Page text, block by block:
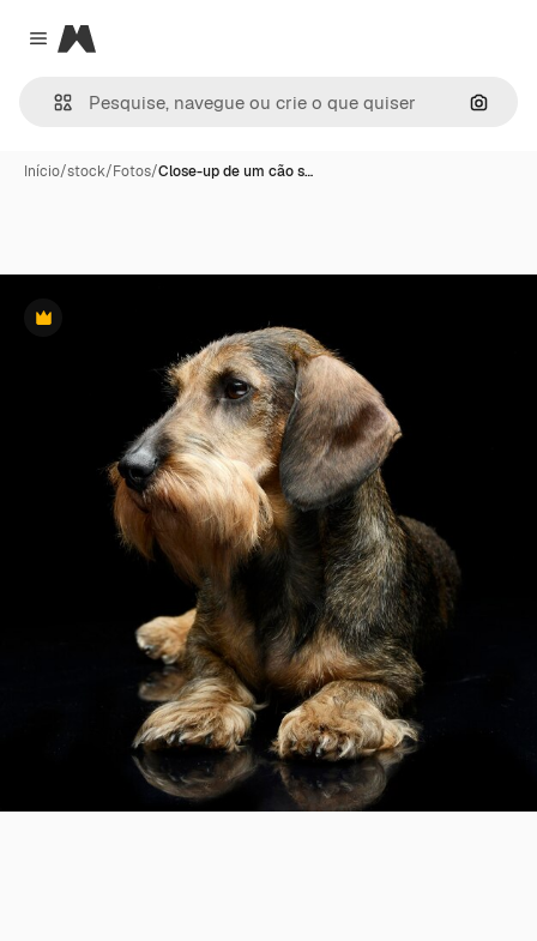
Close menu
Magnific
Início/stock/Fotos/Close-up de um cão s…
Premium